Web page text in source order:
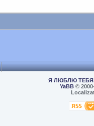
Я ЛЮБЛЮ
YaBB©